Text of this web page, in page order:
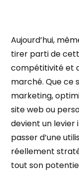
Aujourd’hui,
tirer parti de
compétitivité et
marché. Que ce
marketing,
site web ou
devient un
passer d’une
réellement
tout son